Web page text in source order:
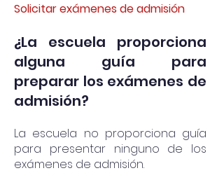
Solicitar exámenes de admisión
¿La escuela proporciona
alguna guía para
preparar los exámenes de
admisión?
La escuela no proporciona guía
para presentar ninguno de los
exámenes de admisión.